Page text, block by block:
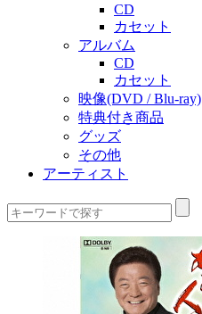
CD
カセット
アルバム
CD
カセット
映像(DVD / Blu-ray)
特典付き商品
グッズ
その他
アーティスト